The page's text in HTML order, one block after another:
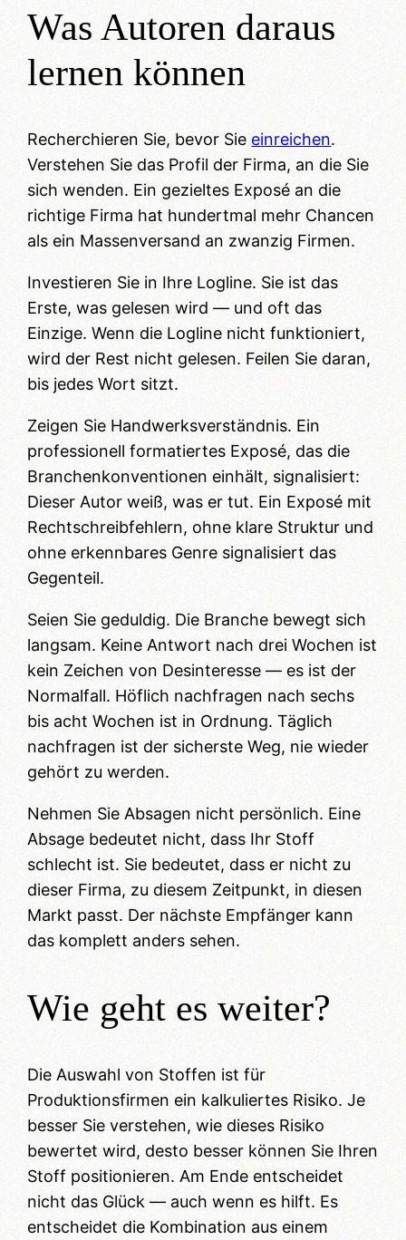
Was Autoren daraus
lernen können
Recherchieren Sie, bevor Sie einreichen.
Verstehen Sie das Profil der Firma, an die Sie
sich wenden. Ein gezieltes Exposé an die
richtige Firma hat hundertmal mehr Chancen
als ein Massenversand an zwanzig Firmen.
Investieren Sie in Ihre Logline. Sie ist das
Erste, was gelesen wird — und oft das
Einzige. Wenn die Logline nicht funktioniert,
wird der Rest nicht gelesen. Feilen Sie daran,
bis jedes Wort sitzt.
Zeigen Sie Handwerksverständnis. Ein
professionell formatiertes Exposé, das die
Branchenkonventionen einhält, signalisiert:
Dieser Autor weiß, was er tut. Ein Exposé mit
Rechtschreibfehlern, ohne klare Struktur und
ohne erkennbares Genre signalisiert das
Gegenteil.
Seien Sie geduldig. Die Branche bewegt sich
langsam. Keine Antwort nach drei Wochen ist
kein Zeichen von Desinteresse — es ist der
Normalfall. Höflich nachfragen nach sechs
bis acht Wochen ist in Ordnung. Täglich
nachfragen ist der sicherste Weg, nie wieder
gehört zu werden.
Nehmen Sie Absagen nicht persönlich. Eine
Absage bedeutet nicht, dass Ihr Stoff
schlecht ist. Sie bedeutet, dass er nicht zu
dieser Firma, zu diesem Zeitpunkt, in diesen
Markt passt. Der nächste Empfänger kann
das komplett anders sehen.
Wie geht es weiter?
Die Auswahl von Stoffen ist für
Produktionsfirmen ein kalkuliertes Risiko. Je
besser Sie verstehen, wie dieses Risiko
bewertet wird, desto besser können Sie Ihren
Stoff positionieren. Am Ende entscheidet
nicht das Glück — auch wenn es hilft. Es
entscheidet die Kombination aus einem